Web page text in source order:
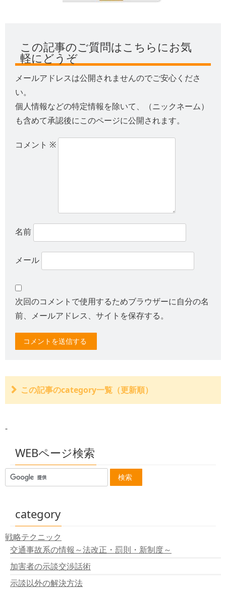
この記事のご質問はこちらにお気
軽にどうぞ
メールアドレスは公開されませんのでご安心くださ
い。
個人情報などの特定情報を除いて、（ニックネーム）
も含めて承認後にこのページに公開されます。
コメント ※
名前
メール
次回のコメントで使用するためブラウザーに自分の名
前、メールアドレス、サイトを保存する。
この記事のcategory一覧（更新順）
ば適法
判例：共同不法行為時には政府の補償事業は請求できな
い？
判例：交通事故債務には商法23条の名義貸与人責任の適
判例：運転者の夫の過失が同乗の妻にも適用される
判例 :自動車損害責任保険への債権者代位権の行使につい
て
判例：同一交通事故での物損の損害賠償金相互間の過失
相殺について
判例：修理不能以外でも時価差額の請求が出来るとした
もの
判例：信号機の設置に瑕疵があったとされたもの
-
WEBページ検索
category
戦略テクニック
交通事故系の情報～法改正・罰則・新制度～
加害者の示談交渉話術
示談以外の解決方法